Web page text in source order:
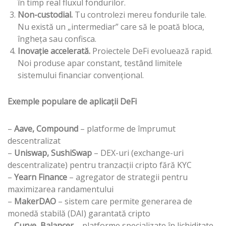
în timp real fluxul fondurilor.
Non-custodial. Tu controlezi mereu fondurile tale.
Nu există un „intermediar” care să le poată bloca,
îngheța sau confisca.
Inovație accelerată. Proiectele DeFi evoluează rapid.
Noi produse apar constant, testând limitele
sistemului financiar convențional.
Exemple populare de aplicații DeFi
– Aave, Compound – platforme de împrumut
descentralizat
– Uniswap, SushiSwap – DEX-uri (exchange-uri
descentralizate) pentru tranzacții cripto fără KYC
– Yearn Finance – agregator de strategii pentru
maximizarea randamentului
– MakerDAO – sistem care permite generarea de
monedă stabilă (DAI) garantată cripto